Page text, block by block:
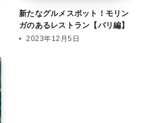
新たなグルメスポット！モリン
ガのあるレストラン【バリ編】
2023年12月5日